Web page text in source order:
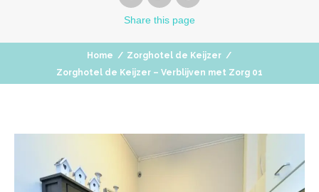
Share this page
Home / Zorghotel de Keijzer /
Zorghotel de Keijzer – Verblijven met Zorg 01